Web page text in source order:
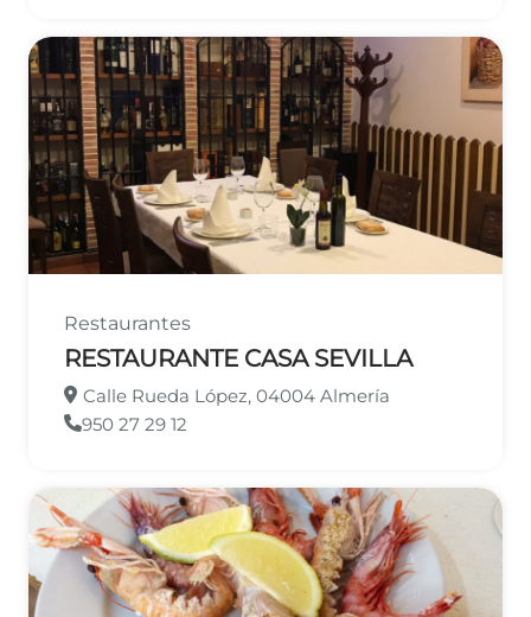
Restaurantes
RESTAURANTE CASA SEVILLA
Calle Rueda López, 04004 Almería
950 27 29 12